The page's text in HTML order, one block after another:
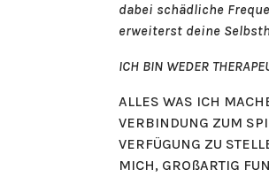
dabei schädliche
erweiterst deine
ICH BIN WEDER
ALLES WAS ICH
VERBINDUNG ZUM
VERFÜGUNG ZU
MICH, GROßARTIG